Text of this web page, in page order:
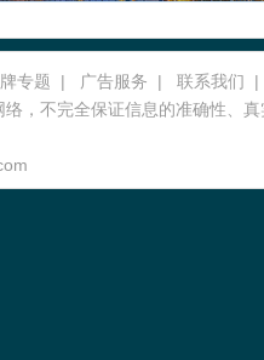
专题 | 广告服务 | 联系我们
|
，不完全保证信息的准确性、